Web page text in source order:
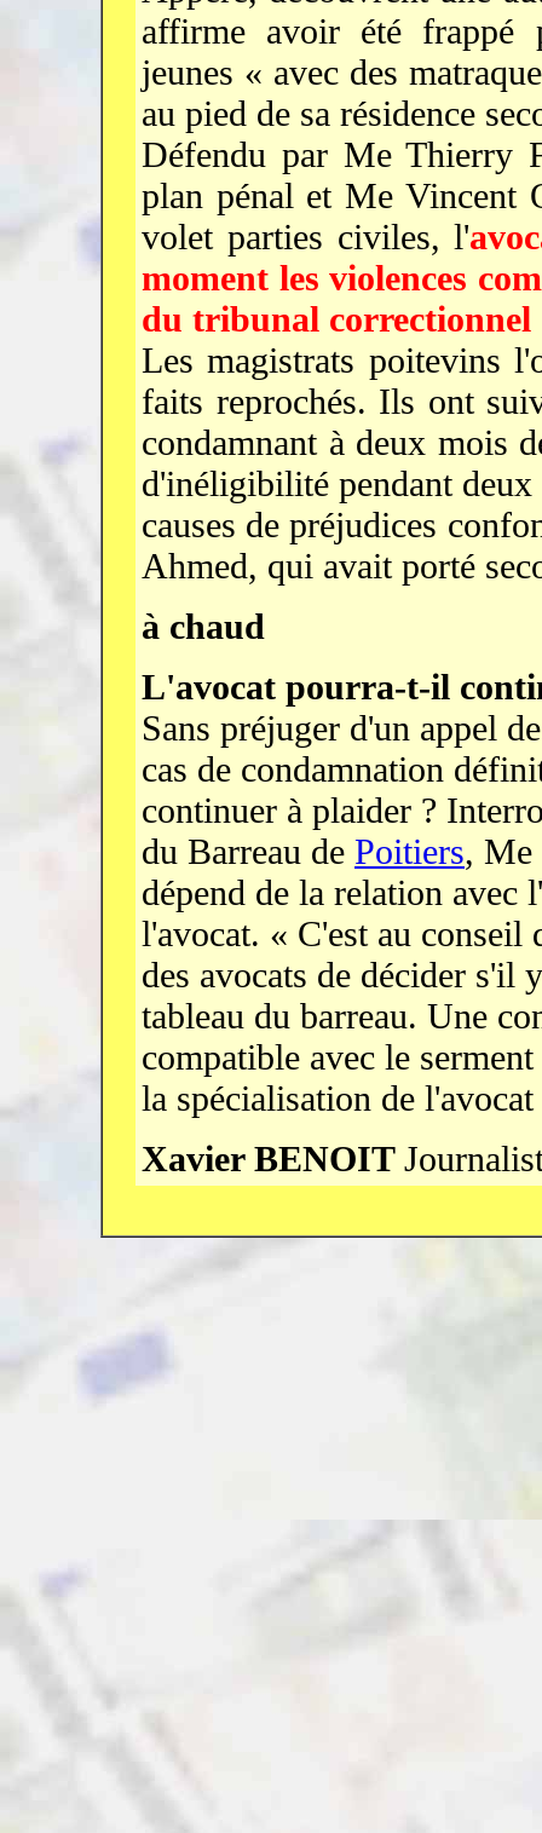
affirme avoir été frappé
jeunes « avec des
au pied de sa résidence
Défendu par Me Thierry
plan pénal et Me Vincent
volet parties civiles, l'
moment les violences
du tribunal
Les magistrats poitevins
faits reprochés. Ils ont
condamnant à deux mois
d'inéligibilité pendant
causes de préjudices
Ahmed, qui avait porté
à chaud
L'avocat pourra-t-il
Sans préjuger d'un appel
cas de condamnation
continuer à plaider ?
du Barreau de Poitiers, Me
dépend de la relation avec
l'avocat. « C'est au
des avocats de décider s'il
tableau du barreau. Une
compatible avec le
la spécialisation de l'avocat
Xavier BENOIT